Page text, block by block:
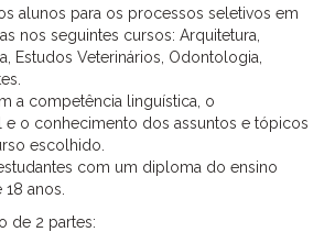
alunos para os processos seletivos em
nos seguintes cursos: Arquitetura,
Estudos Veterinários, Odontologia,
a competência linguística, o
e o conhecimento dos assuntos e tópicos
escolhido.
com um diploma do ensino
anos.
de 2 partes: